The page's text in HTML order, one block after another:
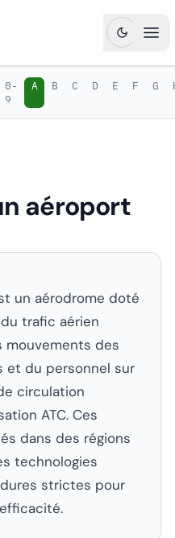
de précision
0-
9
A B C D E F G
aéroport
un aérodrome doté
trafic aérien
mouvements des
et du personnel sur
circulation
ATC. Ces
dans des régions
technologies
strictes pour